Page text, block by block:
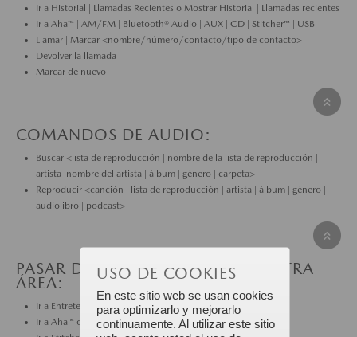
Ir a Historial | Llamadas Recientes o Mostrar Historial | Llamadas recientes
Ir a Aha™ | AM/FM | Bluetooth® Audio | AUX | CD | Stitcher™ | USB
Llamar | Marcar <nombre/número/contacto/tipo de contacto>
Devolver la llamada
Marcar de nuevo
COMANDOS DE AUDIO:
Buscar <lista de reproducción | nombre de la lista de reproducción |
artista |nombre del artista | álbum | género | carpeta>
Reproducir <canción | lista de reproducción | artista | álbum | género |
audiolibro | podcast>
PASAR DE ENTRETENIMIENTO A OTRA
ÁREA:
Ir a Entretenimiento
Ir a Aha™ o Radio Aha™
USO DE COOKIES
En este sitio web se usan cookies
para optimizarlo y mejorarlo
continuamente. Al utilizar este sitio